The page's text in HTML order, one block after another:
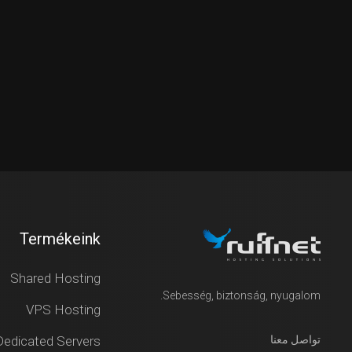
Sebesség, biztonság, nyugalom.
تواصل معنا
Termékeink
Shared Hosting
VPS Hosting
Servers